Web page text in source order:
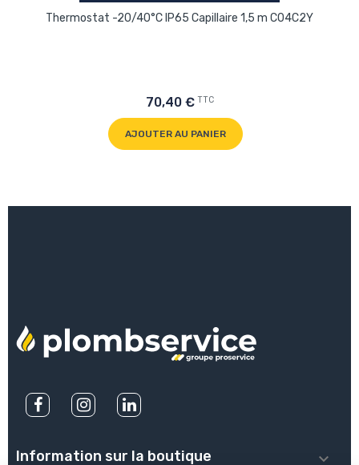
Thermostat -20/40°C IP65 Capillaire 1,5 m C04C2Y
70,40 € TTC
AJOUTER AU PANIER
Information sur la boutique 